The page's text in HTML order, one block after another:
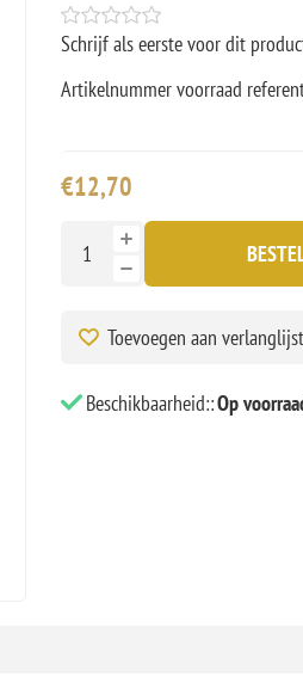
Schrijf als eerste voor dit
Artikelnummer voorraad
€12,70
Toevoegen aan verlanglijst
Beschikbaarheid::Op